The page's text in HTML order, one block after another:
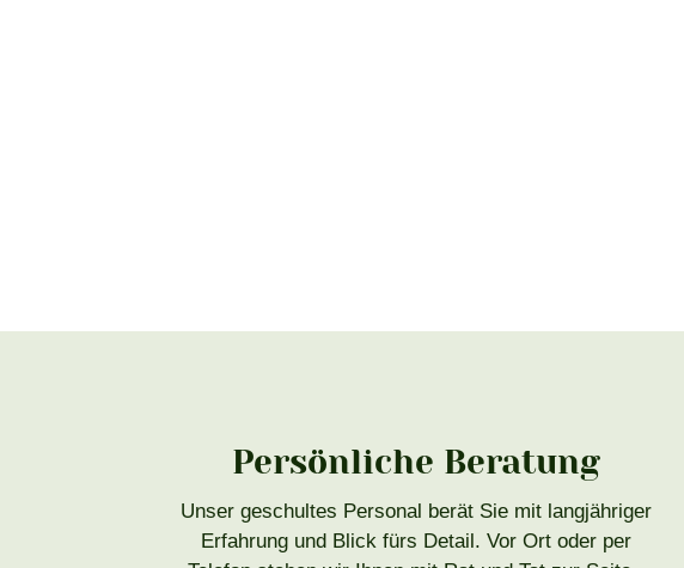
Persönliche Beratung
Unser geschultes Personal berät Sie mit langjähriger
Erfahrung und Blick fürs Detail. Vor Ort oder per